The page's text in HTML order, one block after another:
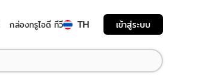
กล่องทรูไอดี ทีวี TH เข้าสู่ระบบ